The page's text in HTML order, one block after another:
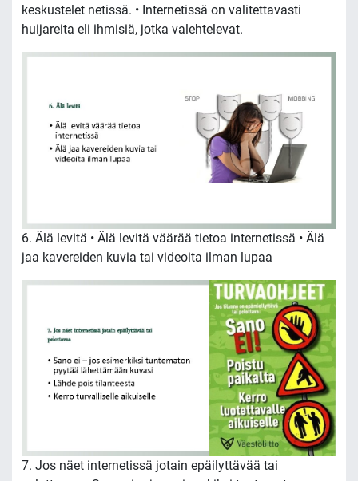
keskustelet netissä. • Internetissä on valitettavasti
huijareita eli ihmisiä, jotka valehtelevat.
6. Älä levitä • Älä levitä väärää tietoa internetissä • Älä
jaa kavereiden kuvia tai videoita ilman lupaa
7. Jos näet internetissä jotain epäilyttävää tai